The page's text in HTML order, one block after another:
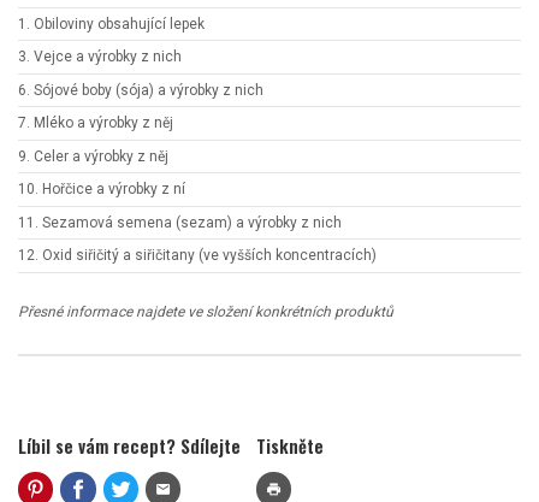
1. Obiloviny obsahující lepek
3. Vejce a výrobky z nich
6. Sójové boby (sója) a výrobky z nich
7. Mléko a výrobky z něj
9. Celer a výrobky z něj
10. Hořčice a výrobky z ní
11. Sezamová semena (sezam) a výrobky z nich
12. Oxid siřičitý a siřičitany (ve vyšších koncentracích)
Přesné informace najdete ve složení konkrétních produktů
Líbil se vám recept? Sdílejte
mail
Tiskněte
print